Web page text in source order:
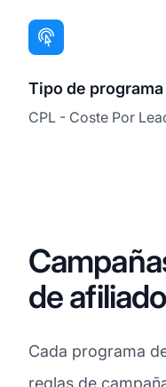
Tipo de
CPL - Coste Por
de
Cada programa
reglas de